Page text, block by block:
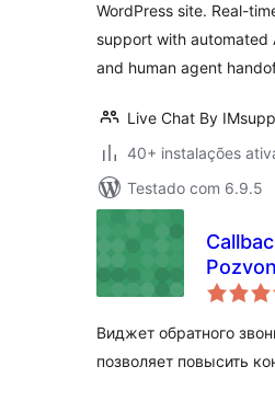
WordPress site. Real-
support with automated
and human agent
Live Chat By
40+ instalações
Testado com 6.9.5
Виджет обратного
позволяет повысить